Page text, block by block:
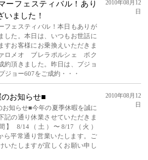
ーフェスティバル！あり
いました！
フェスティバル！本日もありが
した。本日は、いつもお世話に
すお客様にお乗換えいただきま
ロメオ ブレラポルシェ ボク
約頂きました。昨日は、プジョ
ジョー607をご成約・・・
2010年08月12
日
お知らせ■
お知らせ■今年の夏季休暇を誠に
記の通り休業させていただきま
】 8/14（土）〜8/17（火）
ら平常通り営業いたします。ご
いたしますが宜しくお願い申し
2010年08月12
日